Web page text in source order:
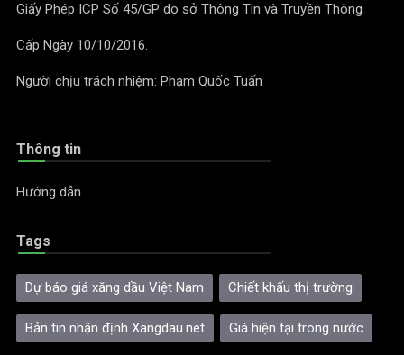
Giấy Phép ICP Số 45/GP do sở Thông Tin và Truyền Thông
Cấp Ngày 10/10/2016.
Người chịu trách nhiệm: Phạm Quốc Tuấn
Thông tin
Hướng dẫn
Tags
Dự báo giá xăng dầu Việt Nam Chiết khấu thị trường
Bản tin nhận định Xangdau.net Giá hiện tại trong nước